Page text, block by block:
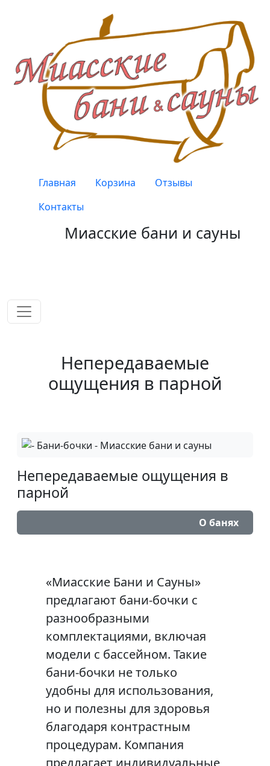
Верхнее меню
Главная Корзина
Отзывы
Контакты
Миасские бани и сауны
Непередаваемые
ощущения в парной
Непередаваемые ощущения в
парной
О банях
«Миасские Бани и Сауны»
предлагают бани-бочки с
разнообразными
комплектациями, включая
модели с бассейном. Такие
бани-бочки не только
удобны для использования,
но и полезны для здоровья
благодаря контрастным
процедурам. Компания